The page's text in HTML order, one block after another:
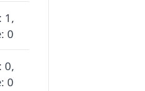
1,
0
0,
0